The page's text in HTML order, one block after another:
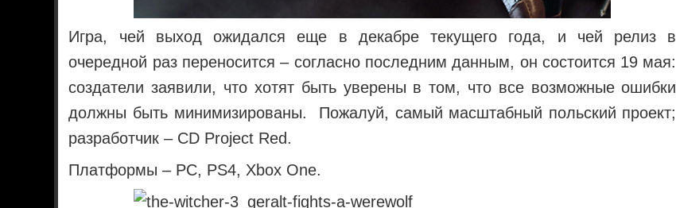
Игра, чей выход ожидался еще в декабре текущего года, и чей релиз в
очередной раз переносится – согласно последним данным, он состоится 19 мая:
создатели заявили, что хотят быть уверены в том, что все возможные ошибки
должны быть минимизированы. Пожалуй, самый масштабный польский проект;
разработчик – CD Project Red.
Платформы – РС, PS4, Xbox One.